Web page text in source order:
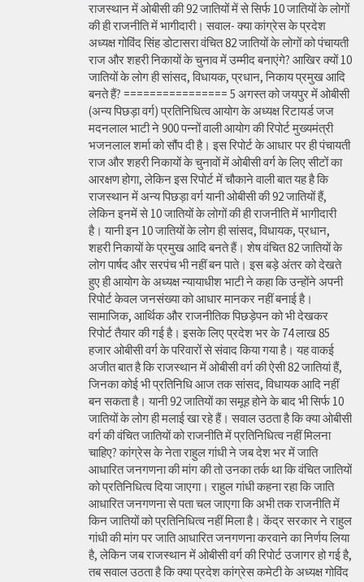
राजस्थान में ओबीसी की 92 जातियों में से सिर्फ 10 जातियों के लोगों
की ही राजनीति में भागीदारी। सवाल- क्या कांग्रेस के प्रदेश
अध्यक्ष गोविंद सिंह डोटासरा वंचित 82 जातियों के लोगों को पंचायती
राज और शहरी निकायों के चुनाव में उम्मीद बनाएंगे? आखिर क्यों 10
जातियों के लोग ही सांसद, विधायक, प्रधान, निकाय प्रमुख आदि
बनते हैं? ================ 5 अगस्त को जयपुर में ओबीसी
(अन्य पिछड़ा वर्ग) प्रतिनिधित्व आयोग के अध्यक्ष रिटायर्ड जज
मदनलाल भाटी ने 900 पन्नों वाली आयोग की रिपोर्ट मुख्यमंत्री
भजनलाल शर्मा को सौंप दी है। इस रिपोर्ट के आधार पर ही पंचायती
राज और शहरी निकायों के चुनावों में ओबीसी वर्ग के लिए सीटों का
आरक्षण होगा, लेकिन इस रिपोर्ट में चौकाने वाली बात यह है कि
राजस्थान में अन्य पिछड़ा वर्ग यानी ओबीसी की 92 जातियों हैं,
लेकिन इनमें से 10 जातियों के लोगों की ही राजनीति में भागीदारी
है। यानी इन 10 जातियों के लोग ही सांसद, विधायक, प्रधान,
शहरी निकायों के प्रमुख आदि बनते हैं। शेष वंचित 82 जातियों के
लोग पार्षद और सरपंच भी नहीं बन पाते। इस बड़े अंतर को देखते
हुए ही आयोग के अध्यक्ष न्यायाधीश भाटी ने कहा कि उन्होंने अपनी
रिपोर्ट केवल जनसंख्या को आधार मानकर नहीं बनाई है।
सामाजिक, आर्थिक और राजनीतिक पिछड़ेपन को भी देखकर
रिपोर्ट तैयार की गई है। इसके लिए प्रदेश भर के 74 लाख 85
हजार ओबीसी वर्ग के परिवारों से संवाद किया गया है। यह वाकई
अजीत बात है कि राजस्थान में ओबीसी वर्ग की ऐसी 82 जातियां हैं,
जिनका कोई भी प्रतिनिधि आज तक सांसद, विधायक आदि नहीं
बन सकता है। यानी 92 जातियों का समूह होने के बाद भी सिर्फ 10
जातियों के लोग ही मलाई खा रहे हैं। सवाल उठता है कि क्या ओबीसी
वर्ग की वंचित जातियों को राजनीति में प्रतिनिधित्व नहीं मिलना
चाहिए? कांग्रेस के नेता राहुल गांधी ने जब देश भर में जाति
आधारित जनगणना की मांग की तो उनका तर्क था कि वंचित जातियों
को प्रतिनिधित्व दिया जाएगा। राहुल गांधी कहना रहा कि जाति
आधारित जनगणना से पता चल जाएगा कि अभी तक राजनीति में
किन जातियों को प्रतिनिधित्व नहीं मिला है। केंद्र सरकार ने राहुल
गांधी की मांग पर जाति आधारित जनगणना करवाने का निर्णय लिया
है, लेकिन जब राजस्थान में ओबीसी वर्ग की रिपोर्ट उजागर हो गई है,
तब सवाल उठता है कि क्या प्रदेश कांग्रेस कमेटी के अध्यक्ष गोविंद